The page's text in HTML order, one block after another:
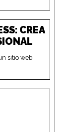
CREA
sitio web